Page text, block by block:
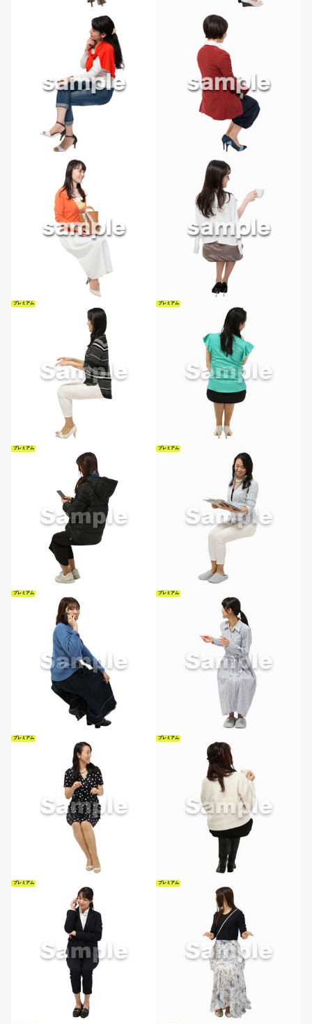
プレミアム プレミアム
プレミアム プレミアム
プレミアム プレミアム
プレミアム プレミアム
プレミアム プレミアム